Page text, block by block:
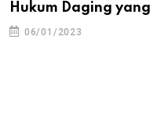
Hukum Daging
06/01/2023